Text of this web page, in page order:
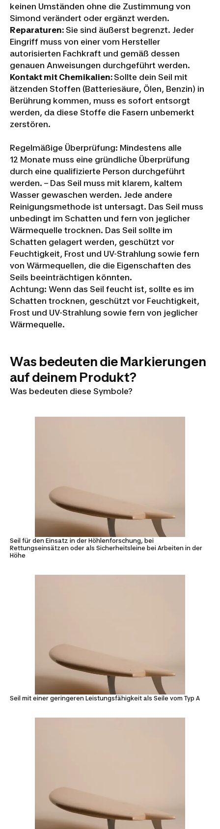
keinen Umständen ohne die Zustimmung von
Simond verändert oder ergänzt werden.
Reparaturen: Sie sind äußerst begrenzt. Jeder
Eingriff muss von einer vom Hersteller
autorisierten Fachkraft und gemäß dessen
genauen Anweisungen durchgeführt werden.
Kontakt mit Chemikalien:Sollte dein Seil mit
ätzenden Stoffen (Batteriesäure, Ölen, Benzin) in
Berührung kommen, muss es sofort entsorgt
werden, da diese Stoffe die Fasern unbemerkt
zerstören.
Regelmäßige Überprüfung: Mindestens alle
12 Monate muss eine gründliche Überprüfung
durch eine qualifizierte Person durchgeführt
werden. – Das Seil muss mit klarem, kaltem
Wasser gewaschen werden. Jede andere
Reinigungsmethode ist untersagt. Das Seil muss
unbedingt im Schatten und fern von jeglicher
Wärmequelle trocknen. Das Seil sollte im
Schatten gelagert werden, geschützt vor
Feuchtigkeit, Frost und UV-Strahlung sowie fern
von Wärmequellen, die die Eigenschaften des
Seils beeinträchtigen könnten.
Achtung: Wenn das Seil feucht ist, sollte es im
Schatten trocknen, geschützt vor Feuchtigkeit,
Frost und UV-Strahlung sowie fern von jeglicher
Wärmequelle.
Was bedeuten die Markierungen
auf deinem Produkt?
Was bedeuten diese Symbole?
Seil für den Einsatz in der Höhlenforschung, bei
Rettungseinsätzen oder als Sicherheitsleine bei Arbeiten in der
Höhe
Seil mit einer geringeren Leistungsfähigkeit als Seile vom Typ A